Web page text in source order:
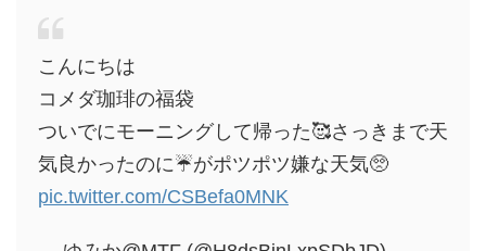
こんにちは
コメダ珈琲の福袋
ついでにモーニングして帰った🥰さっきまで天
気良かったのに☔がポツポツ嫌な天気🥺
pic.twitter.com/CSBefa0MNK